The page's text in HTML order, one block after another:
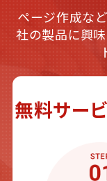
ページ作成な
社の製品に興味
無料サー